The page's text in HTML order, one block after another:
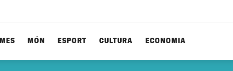
MÓN ESPORT CULTURA ECONOMIA